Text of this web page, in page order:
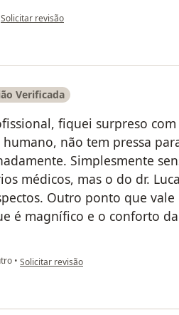
na opinião do utilizador Maria
Solicitar revisão
Verificada
fiquei surpreso com
não tem pressa
Simplesmente
médicos, mas o do dr.
Outro ponto que vale
é magnífico e o conforto
• na opinião do utilizador Edson José
Solicitar revisão